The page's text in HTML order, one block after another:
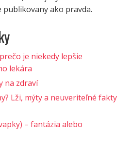
publikovany ako pravda.
je niekedy lepšie
lekára
na zdraví
Lži, mýty a neuveriteľné fakty
– fantázia alebo